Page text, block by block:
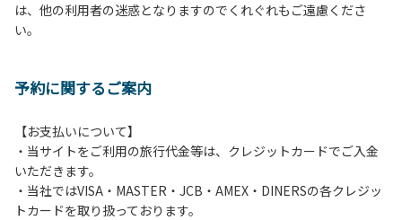
午後5時まで）です。チェックインの手続きを行っていない
方や使用人数が増えた場合は、必ず手続きを行ってくださ
ら午前10時までの間にゴミステーションに出してください。
は、お持ち帰りをお願いします。
【禁止事項】
カラオケ、発電機、地面での直火による焚き火、キャンプフ
ァイヤー、打ち上げ式花火、テントサウナの設置
は、他の利用者の迷惑となりますのでくれぐれもご遠慮くださ
い。
予約に関するご案内
【お支払いについて】
・当サイトをご利用の旅行代金等は、クレジットカードでご入金
いただきます。
・当社ではVISA・MASTER・JCB・AMEX・DINERSの各クレジッ
トカードを取り扱っております。